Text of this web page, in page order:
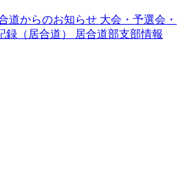
道からのお知らせ 大会・予選会・
録（居合道）
居合道部支部情報